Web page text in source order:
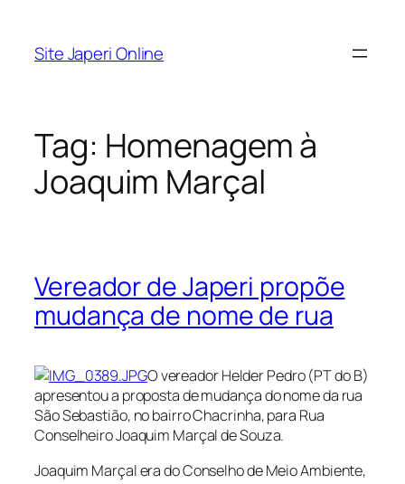
Site Japeri Online
Tag: Homenagem à
Joaquim Marçal
Vereador de Japeri propõe
mudança de nome de rua
O vereador Helder Pedro (PT do B)
apresentou a proposta de mudança do nome da rua
São Sebastião, no bairro Chacrinha, para Rua
Conselheiro Joaquim Marçal de Souza.
Joaquim Marçal era do Conselho de Meio Ambiente,